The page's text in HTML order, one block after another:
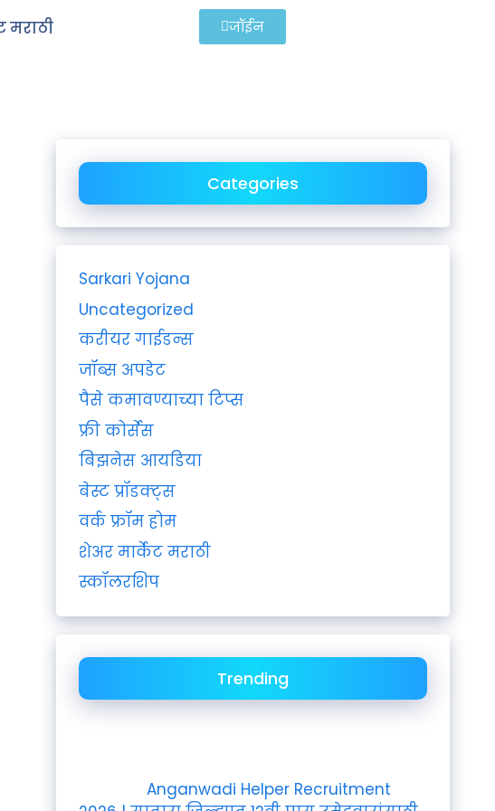
मराठी
जॉईन
Categories
Sarkari Yojana
Uncategorized
करीयर गाईडन्स
जॉब्स अपडेट
पैसे कमावण्याच्या टिप्स
फ्री कोर्सेस
बिझनेस आयडिया
बेस्ट प्रॉडक्ट्स
वर्क फ्रॉम होम
शेअर मार्केट मराठी
स्कॉलरशिप
Trending
Anganwadi Helper Recruitment